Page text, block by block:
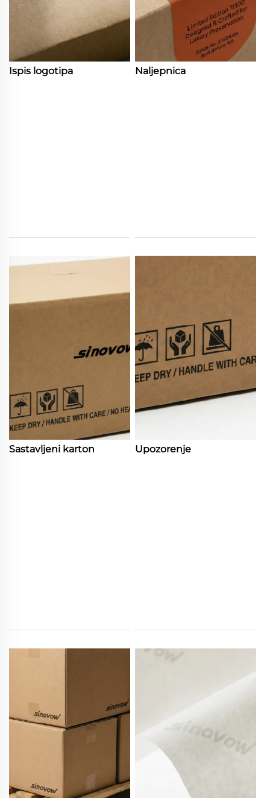
Ispis logotipa Naljepnica
Sastavljeni karton Upozorenje